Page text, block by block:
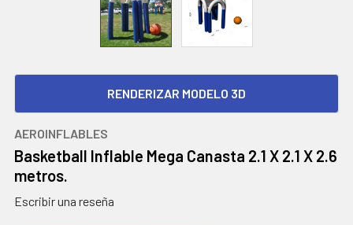
AEROINFLABLES
Basketball Inflable Mega Canasta 2.1 X 2.1 X 2.6
metros.
Escribir una reseña
RENDERIZAR MODELO 3D